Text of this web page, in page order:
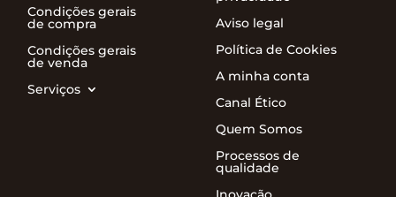
Condições gerais
de compra
Condições gerais
de venda
Serviços
Aviso legal
Política de Cookies
A minha conta
Canal Ético
Quem Somos
Processos de
qualidade